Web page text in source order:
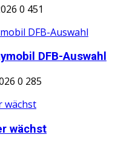
0 451
DFB-Auswahl
0 285
wächst